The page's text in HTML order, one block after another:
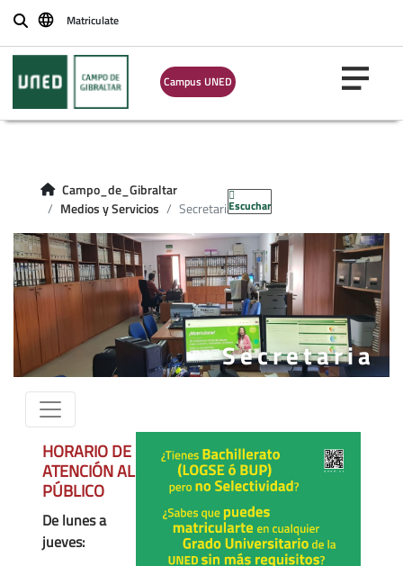
BuscarMatriculate
Campus UNED
Campo_de_Gibraltar
Medios y Servicios
SecretariaEscuchar
Secretaria
HORARIO DE
ATENCIÓN AL
PÚBLICO
De lunes a
jueves: